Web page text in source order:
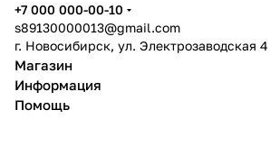
+7 000 000-00-10
s89130000013@gmail.com
г. Новосибирск, ул. Электрозаводская 4
Магазин
Информация
Помощь